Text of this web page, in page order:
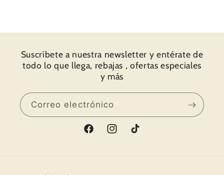
rápido. Una fiesta abrir el paquete y
descubrir todos los detalles y todo el amor
que ponen en su trabajo. Os muestro fotos.
Muchas gracias por todo y hasta pronto.
Suscríbete a nuestra newsletter y entérate de
todo lo que llega, rebajas , ofertas especiales
y más
Correo electrónico
FacebookInstagramTikTok